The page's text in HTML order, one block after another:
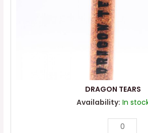
DRAGON TEARS
Availability: In